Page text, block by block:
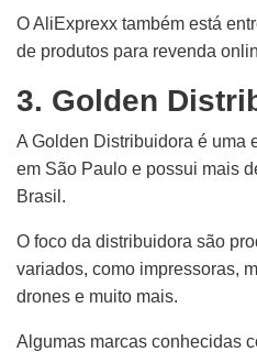
O AliExprexx também está
de produtos para revenda
3. Golden
A Golden Distribuidora é uma
em São Paulo e possui mais
Brasil.
O foco da distribuidora são
variados, como impressoras,
drones e muito mais.
Algumas marcas conhecidas